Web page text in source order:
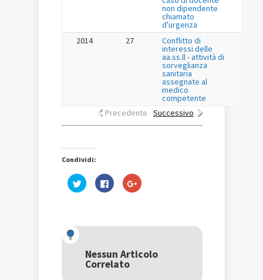
non dipendente
chiamato
d'urgenza
2014
27 Conflitto di
interessi delle
aa.ss.ll - attività di
sorveglianza
sanitaria
assegnate al
medico
competente
Precedente
Successivo
Condividi:
Fai
clic
una
nuova
finestra)
Fai
clic
nuova
finestra)
Fai
clic
una
nuova
Nessun Articolo
Correlato